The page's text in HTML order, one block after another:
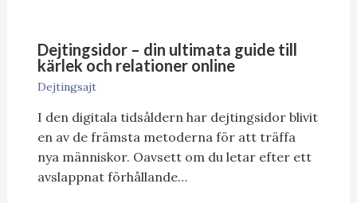
Dejtingsidor – din ultimata guide till
kärlek och relationer online
Dejtingsajt
I den digitala tidsåldern har dejtingsidor blivit
en av de främsta metoderna för att träffa
nya människor. Oavsett om du letar efter ett
avslappnat förhållande…